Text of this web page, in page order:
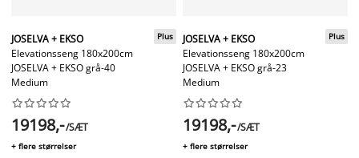
JOSELVA + EKSO
Elevationsseng 180x200cm
JOSELVA + EKSO grå-40
Medium
Plus






19198,-/SÆT
+ flere størrelser
JOSELVA + EKSO
Elevationsseng 180x200cm
JOSELVA + EKSO grå-23
Medium
Plus






19198,-/SÆT
+ flere størrelser